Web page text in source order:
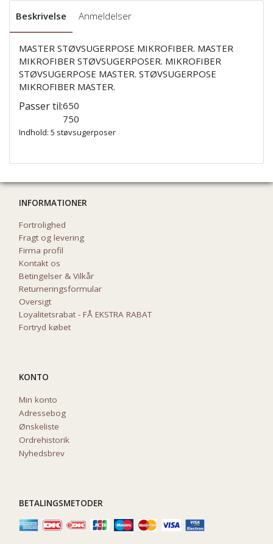
Beskrivelse Anmeldelser
MASTER STØVSUGERPOSE MIKROFIBER. MASTER
MIKROFIBER STØVSUGERPOSER. MIKROFIBER
STØVSUGERPOSE MASTER. STØVSUGERPOSE
MIKROFIBER MASTER.
Passer til:650
750
Indhold: 5 støvsugerposer
INFORMATIONER
Fortrolighed
Fragt og levering
Firma profil
Kontakt os
Betingelser & Vilkår
Returneringsformular
Oversigt
Loyalitetsrabat - FÅ EKSTRA RABAT
Fortryd købet
KONTO
Min konto
Adressebog
Ønskeliste
Ordrehistorik
Nyhedsbrev
BETALINGSMETODER